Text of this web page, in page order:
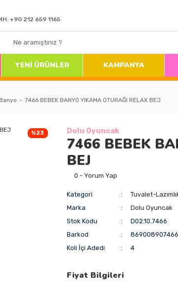
+90 212 659 1165
YENİ ÜRÜNLER KAMPANYA
7466 BEBEK BANYO YIKAMA OTURAĞI RELAX BEJ
%23 Dolu Oyuncak
7466 BEBEK
BEJ
0 - Yorum Yap
Kategori
Tuvalet-
Marka
Dolu Oyuncak
Stok Kodu
D02.10.7466
Barkod
Koli İçi Adedi
4
Fiyat Bilgileri